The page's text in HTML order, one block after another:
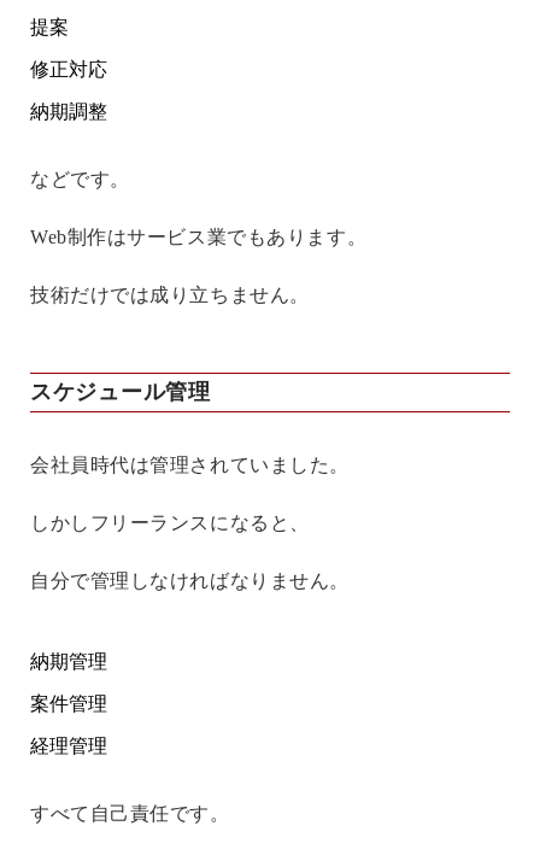
提案
修正対応
納期調整
などです。
Web制作はサービス業でもあります。
技術だけでは成り立ちません。
スケジュール管理
会社員時代は管理されていました。
しかしフリーランスになると、
自分で管理しなければなりません。
納期管理
案件管理
経理管理
すべて自己責任です。